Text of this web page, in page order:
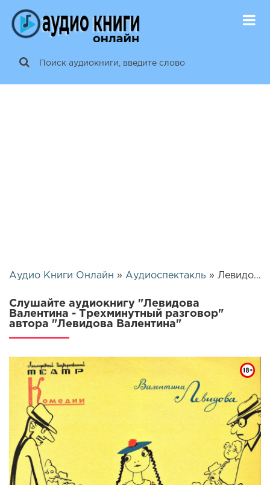
Аудио Книги Онлайн » Аудиоспектакль » Левидова Валентина - Трехминутный разговор | 14429
Слушайте аудиокнигу "Левидова
Валентина - Трехминутный разговор"
автора "Левидова Валентина"